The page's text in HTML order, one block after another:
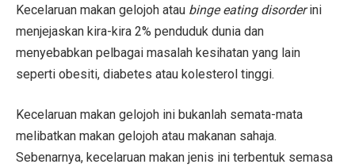
Kecelaruan makan gelojoh atau binge eating disorderini
menjejaskan kira-kira 2% penduduk dunia dan
menyebabkan pelbagai masalah kesihatan yang lain
seperti obesiti, diabetes atau kolesterol tinggi.
Kecelaruan makan gelojoh ini bukanlah semata-mata
melibatkan makan gelojoh atau makanan sahaja.
Sebenarnya, kecelaruan makan jenis ini terbentuk semasa